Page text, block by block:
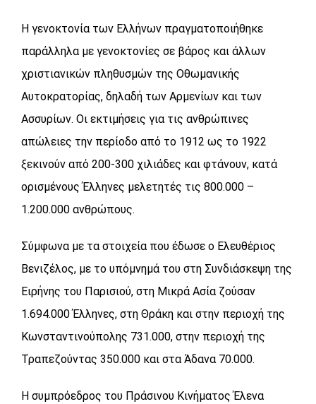
Η γενοκτονία των Ελλήνων πραγματοποιήθηκε
παράλληλα με γενοκτονίες σε βάρος και άλλων
χριστιανικών πληθυσμών της Οθωμανικής
Αυτοκρατορίας, δηλαδή των Αρμενίων και των
Ασσυρίων. Οι εκτιμήσεις για τις ανθρώπινες
απώλειες την περίοδο από το 1912 ως το 1922
ξεκινούν από 200-300 χιλιάδες και φτάνουν, κατά
ορισμένους Έλληνες μελετητές τις 800.000 –
1.200.000 ανθρώπους.
Σύμφωνα με τα στοιχεία που έδωσε ο Ελευθέριος
Βενιζέλος, με το υπόμνημά του στη Συνδιάσκεψη της
Ειρήνης του Παρισιού, στη Μικρά Ασία ζούσαν
1.694.000 Έλληνες, στη Θράκη και στην περιοχή της
Κωνσταντινούπολης 731.000, στην περιοχή της
Τραπεζούντας 350.000 και στα Άδανα 70.000.
Η συμπρόεδρος του Πράσινου Κινήματος Έλενα